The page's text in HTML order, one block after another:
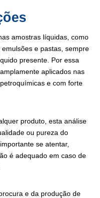
amostras líquidas, como
e pastas, sempre
presente. Por essa
aplicados nas
e com forte
produto, esta análise
ou pureza do
se atentar,
é adequado em caso de
e da produção de